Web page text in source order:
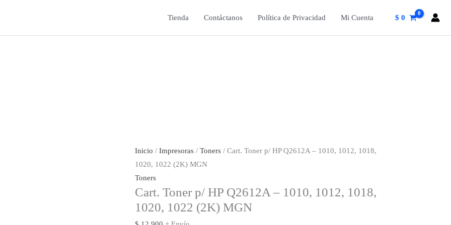
Tienda Contáctanos Política de Privacidad Mi Cuenta $ 0
Inicio / Impresoras / Toners / Cart. Toner p/ HP Q2612A – 1010, 1012, 1018,
1020, 1022 (2K) MGN
Toners
Cart. Toner p/ HP Q2612A – 1010, 1012, 1018,
1020, 1022 (2K) MGN